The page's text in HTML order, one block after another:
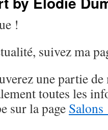
!
suivez ma
une partie
toutes les
sur la page Salons